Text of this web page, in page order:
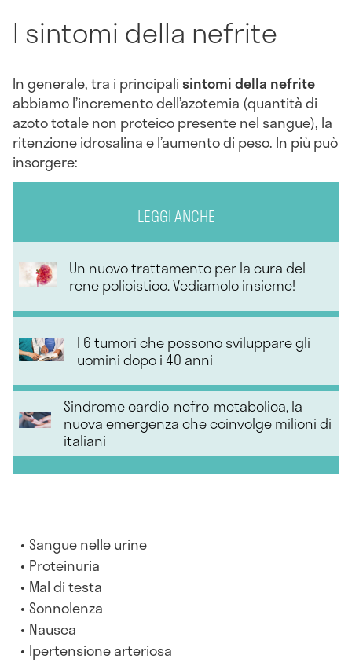
I sintomi della nefrite
In generale, tra i principalisintomi della nefrite
abbiamo l’incremento dell’azotemia (quantità di
azoto totale non proteico presente nel sangue), la
ritenzione idrosalina e l’aumento di peso. In più può
insorgere:
LEGGI ANCHE
Un nuovo trattamento per la cura del
rene policistico. Vediamolo insieme!
I 6 tumori che possono sviluppare gli
uomini dopo i 40 anni
Sindrome cardio-nefro-metabolica, la
nuova emergenza che coinvolge milioni di
italiani
Sangue nelle urine
Proteinuria
Mal di testa
Sonnolenza
Nausea
Ipertensione arteriosa